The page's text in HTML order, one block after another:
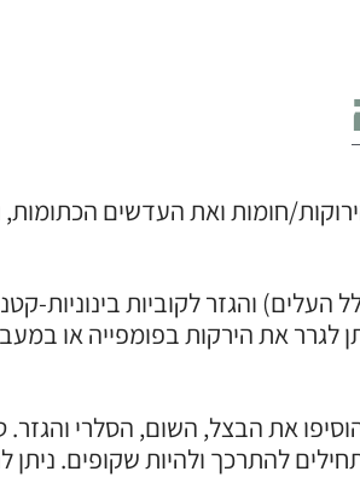
חומות ואת העדשים הכתומות,
העלים) והגזר לקוביות בינוניות-
לגרר את הירקות בפומפייה או
את הבצל, השום, הסלרי